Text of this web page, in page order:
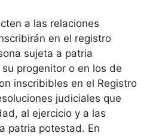
a las relaciones
en el registro
sujeta a patria
progenitor o en los de
inscribibles en el Registro
judiciales que
al ejercicio y a las
patria potestad. En